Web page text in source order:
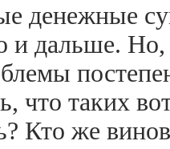
денежные
и дальше. Но,
что таких
Кто же